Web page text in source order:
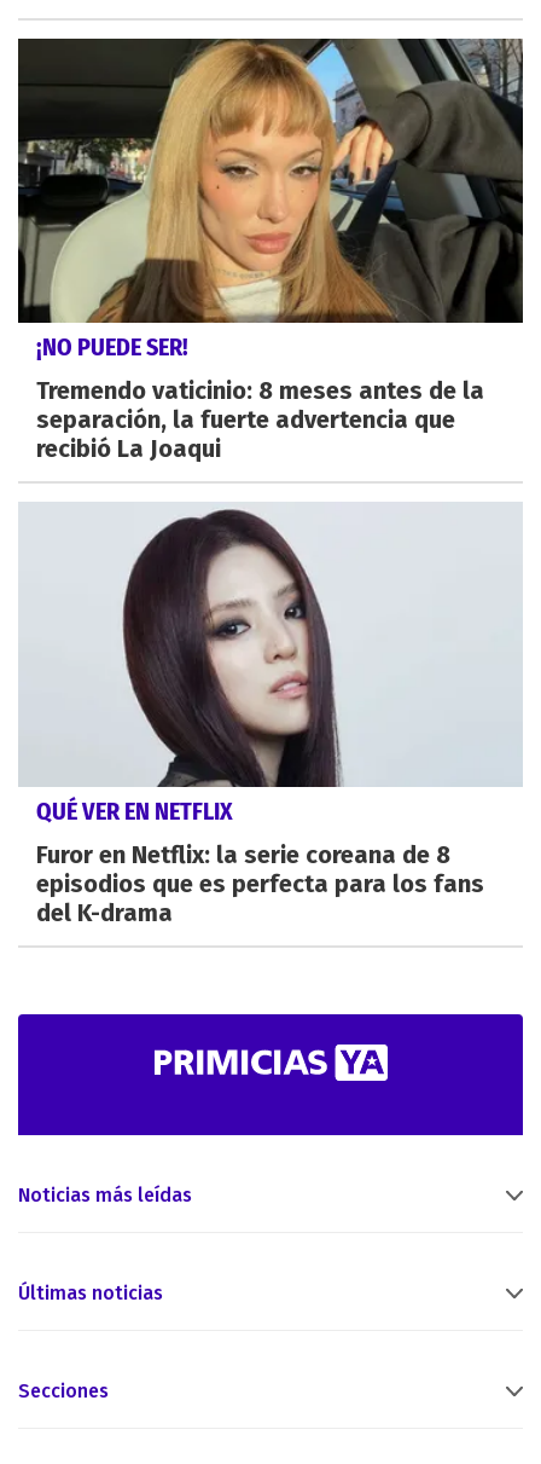
¡NO PUEDE SER!
Tremendo vaticinio: 8 meses antes de la
separación, la fuerte advertencia que
recibió La Joaqui
QUÉ VER EN NETFLIX
Furor en Netflix: la serie coreana de 8
episodios que es perfecta para los fans
del K-drama
Noticias más leídas
Últimas noticias
Secciones